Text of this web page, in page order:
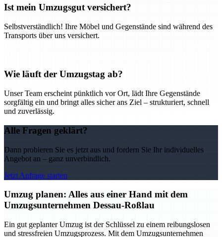
Ist mein Umzugsgut versichert?
Selbstverständlich! Ihre Möbel und Gegenstände sind während des
Transports über uns versichert.
Wie läuft der Umzugstag ab?
Unser Team erscheint pünktlich vor Ort, lädt Ihre Gegenstände
sorgfältig ein und bringt alles sicher ans Ziel – strukturiert, schnell
und zuverlässig.
Alle Fragen geklärt?
Dann probieren Sie es jetzt aus und fordern Sie Ihr individuelles
Angebot an – ganz unverbindlich.
Jetzt Anfrage starten
Umzug planen: Alles aus einer Hand mit dem
Umzugsunternehmen Dessau-Roßlau
Ein gut geplanter Umzug ist der Schlüssel zu einem reibungslosen
und stressfreien Umzugsprozess. Mit dem Umzugsunternehmen